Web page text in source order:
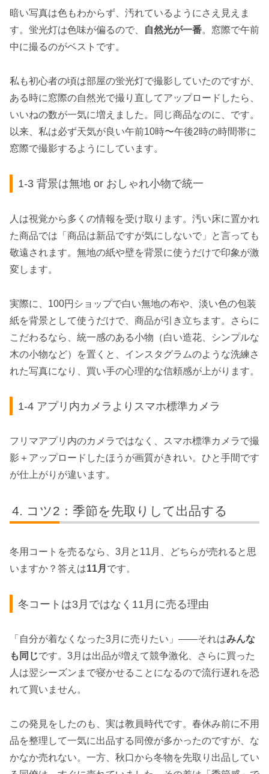
暗い写真は色もわからず、汚れているようにさえ見えま
す。蛍光灯は色味が偏るので、
自然光が一番。窓際で午前
中に撮るのがベストです。
私も初心者の頃は部屋の蛍光灯で撮影していたのですが、
ある時に窓際の自然光で撮り直してアップロードしたら、
いいねの数が一気に増えました。同じ商品なのに、です。
以来、私は必ず天気が良い午前10時〜午後2時の時間帯に
窓際で撮影するようにしています。
1-3 背景は無地 or おしゃれ小物で統一
人は視覚から多くの情報を受け取ります。汚い床に置かれ
た商品では「商品は新品ですが気にしないで」と言っても
敬遠されます。無地の紙や壁を背景に使うだけで印象が激
変します。
実際に、100円ショップで白い無地の布や、淡い色の包装
紙を背景として使うだけで、商品が引き立ちます。さらに
こだわるなら、統一感のある小物（白い造花、シンプルな
木の小物など）を置くと、インスタグラムのような洗練さ
れた写真になり、買い手の心理的な信頼感が上がります。
1-4 アプリ内カメラよりスマホ標準カメラ
フリマアプリ内のカメラではなく、スマホ標準カメラで撮
影＋アップロードしたほうが画質がきれい。ひと手間です
が仕上がりが違います。
コツ2：季節を先取りして出品する
冬用コートを売るなら、3月と11月、どちらが売れると思
いますか？答えは11月 です。
冬コートは3月ではなく11月に売る理由
「自分が着なくなった3月に売りたい」——それはみんな
も同じです。3月は出品が増えて競争激化、さらに買った
人は翌シーズンまで寝かせることになるので流行遅れを恐
れて買いません。
この発見をしたのも、実は教員時代です。春休み前に不用
品を整理して一気に出品する同僚が多かったのですが、な
かなか売れない。一方、秋口から冬物を先取り出品してい